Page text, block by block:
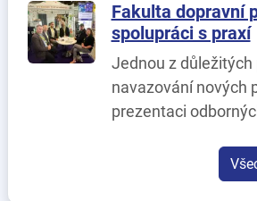
SmartSupport AI –
pro moderní L1 a L2
Fakulta dopravní
spolupráci s praxí
Jednou z
navazování nových
prezentaci
MeetUp, který se